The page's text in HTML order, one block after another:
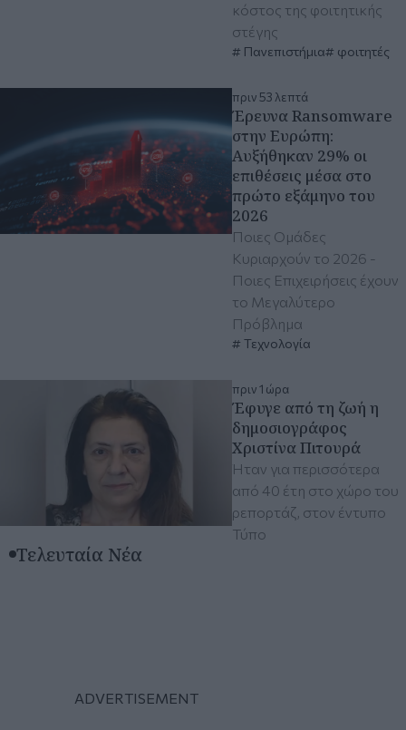
κόστος της φοιτητικής
στέγης
Πανεπιστήμια φοιτητές
πριν 53 λεπτά
Έρευνα Ransomware
στην Ευρώπη:
Αυξήθηκαν 29% οι
επιθέσεις μέσα στο
πρώτο εξάμηνο του
2026
Ποιες Ομάδες
Κυριαρχούν το 2026 -
Ποιες Επιχειρήσεις έχουν
το Μεγαλύτερο
Πρόβλημα
Τεχνολογία
πριν 1 ώρα
Έφυγε από τη ζωή η
δημοσιογράφος
Χριστίνα Πιτουρά
Ήταν για περισσότερα
από 40 έτη στο χώρο του
ρεπορτάζ, στον έντυπο
Τύπο
Τελευταία Νέα